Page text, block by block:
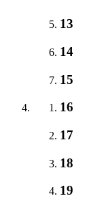
13
14
15
16
17
18
19